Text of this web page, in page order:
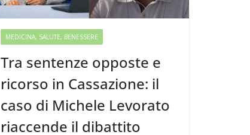
MEDICINA, SALUTE, BENESSERE
Tra sentenze opposte e
ricorso in Cassazione: il
caso di Michele Levorato
riaccende il dibattito